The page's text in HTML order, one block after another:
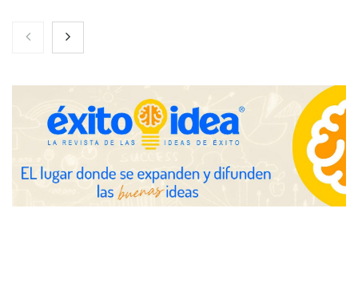
Brisas del Estrecho abastece a la hostelería de Sevilla
conectando lonjas con establecimientos